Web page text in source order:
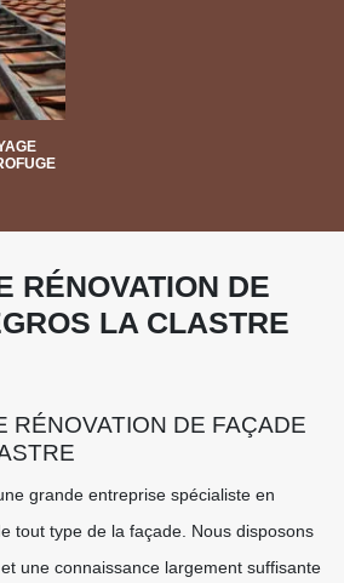
RÉNOVATION DE
LA CLASTRE
RÉNOVATION DE FAÇADE
grande entreprise spécialiste en
tout type de la façade. Nous disposons
une connaissance largement suffisante